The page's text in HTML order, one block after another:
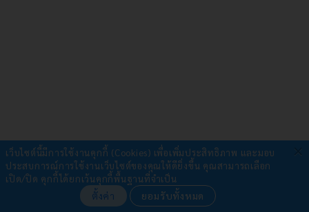
รับชำระผ่าน
เว็บไซต์นี้มีการใช้งานคุกกี้ (Cookies) เพื่อเพิ่มประสิทธิภาพ และมอบ
ประสบการณ์การใช้งานเว็บไซต์ของคุณให้ดียิ่งขึ้น คุณสามารถเลือก
เปิด/ปิด คุกกี้ได้ยกเว้นคุกกี้พื้นฐานที่จำเป็น
ตั้งค่า ยอมรับทั้งหมด